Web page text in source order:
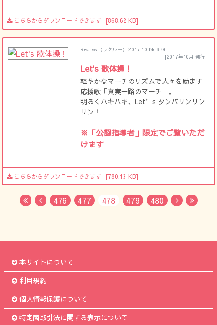
こちらからダウンロードできます [868.62 KB]
Recrew（レクルー） 2017.10 No.679
[2017年10月 発行]
Let's 歌体操！
軽やかなマーチのリズムで人々を励ます
応援歌「真実一路のマーチ」。
明るくハキハキ、Let’s タンバリンリン
リン！
※「公認指導者」限定でご覧いただ
けます
こちらからダウンロードできます [780.13 KB]
FirstPrevious
476 477 478 479 480 NextLast
本サイトについて
利用規約
個人情報保護について
特定商取引法に関する表示について